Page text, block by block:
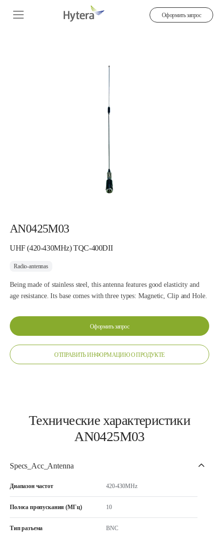
Оформить запрос
AN0425M03
UHF (420-430MHz) TQC-400DII
Radio-antennas
Being made of stainless steel, this antenna features good elasticity and
age resistance. Its base comes with three types: Magnetic, Clip and Hole.
Оформить запрос
ОТПРАВИТЬ ИНФОРМАЦИЮ О ПРОДУКТЕ
Технические характеристики
AN0425M03
Specs_Acc_Antenna
Диапазон частот 420-430MHz
Полоса пропускания (МГц) 10
Тип разъема BNC